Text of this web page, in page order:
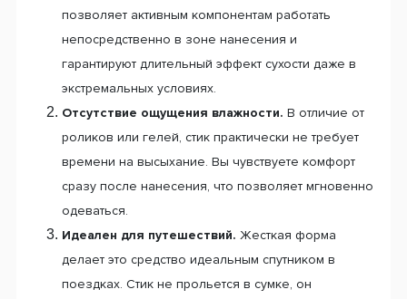
позволяет активным компонентам работать
непосредственно в зоне нанесения и
гарантируют длительный эффект сухости даже в
экстремальных условиях.
Отсутствие ощущения влажности. В отличие от
роликов или гелей, стик практически не требует
времени на высыхание. Вы чувствуете комфорт
сразу после нанесения, что позволяет мгновенно
одеваться.
Идеален для путешествий. Жесткая форма
делает это средство идеальным спутником в
поездках. Стик не прольется в сумке, он